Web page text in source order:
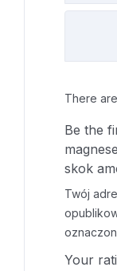
There
Be the
skok
Twój
Your